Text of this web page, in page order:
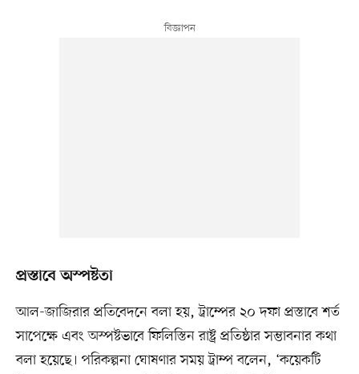
প্রস্তাবে অস্পষ্টতা
আল-জাজিরার প্রতিবেদনে বলা হয়, ট্রাম্পের ২০ দফা প্রস্তাবে শর্ত
সাপেক্ষে এবং অস্পষ্টভাবে ফিলিস্তিন রাষ্ট্র প্রতিষ্ঠার সম্ভাবনার কথা
বলা হয়েছে। পরিকল্পনা ঘোষণার সময় ট্রাম্প বলেন, ‘কয়েকটি